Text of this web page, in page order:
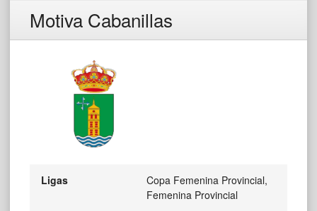
Motiva Cabanillas
Ligas
Copa Femenina Provincial,
Femenina Provincial